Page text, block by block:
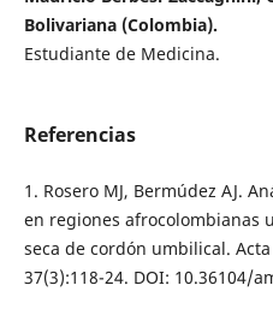
Bolivariana (Colombia).
Estudiante de Medicina.
Referencias
1. Rosero MJ, Bermúdez AJ.
en regiones afrocolombianas
seca de cordón umbilical.
37(3):118-24. DOI: 10.36104/